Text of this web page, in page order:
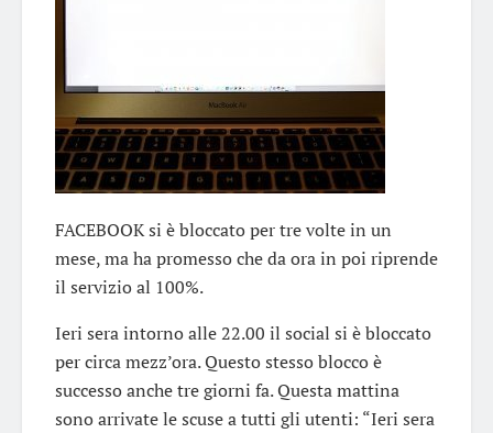
FACEBOOK si è bloccato per tre volte in un
mese, ma ha promesso che da ora in poi riprende
il servizio al 100%.
Ieri sera intorno alle 22.00 il social si è bloccato
per circa mezz’ora. Questo stesso blocco è
successo anche tre giorni fa. Questa mattina
sono arrivate le scuse a tutti gli utenti: “Ieri sera